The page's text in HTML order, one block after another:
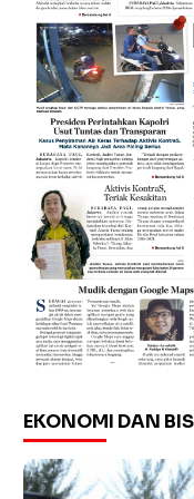
EKONOMI DAN